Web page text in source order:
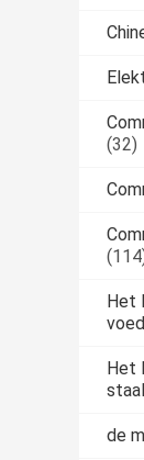
(32)
Het
Het
de